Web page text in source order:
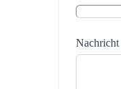
Nachricht